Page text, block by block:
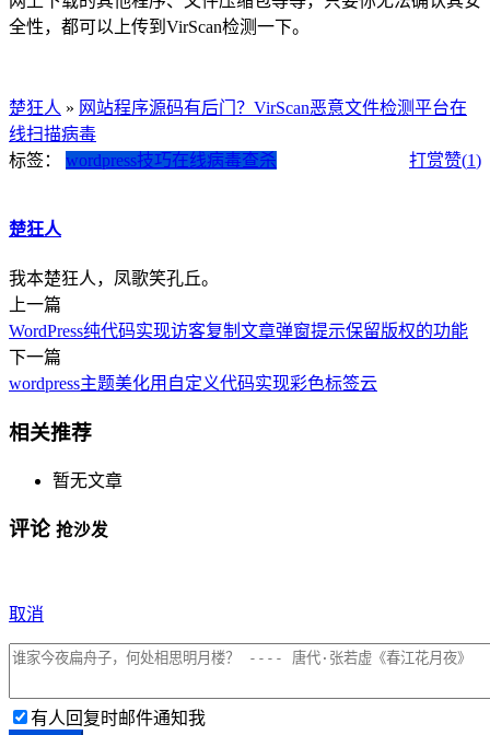
全性，都可以上传到VirScan检测一下。
楚狂人 » 网站程序源码有后门？VirScan恶意文件检测平台在
线扫描病毒
打赏赞(1)
标签： wordpress技巧在线病毒查杀
楚狂人
我本楚狂人，凤歌笑孔丘。
上一篇
WordPress纯代码实现访客复制文章弹窗提示保留版权的功能
下一篇
wordpress主题美化用自定义代码实现彩色标签云
相关推荐
暂无文章
评论 抢沙发
取消
有人回复时邮件通知我